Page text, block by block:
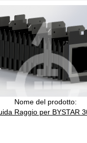
Nome del prodotto:
Raggio per BYSTAR